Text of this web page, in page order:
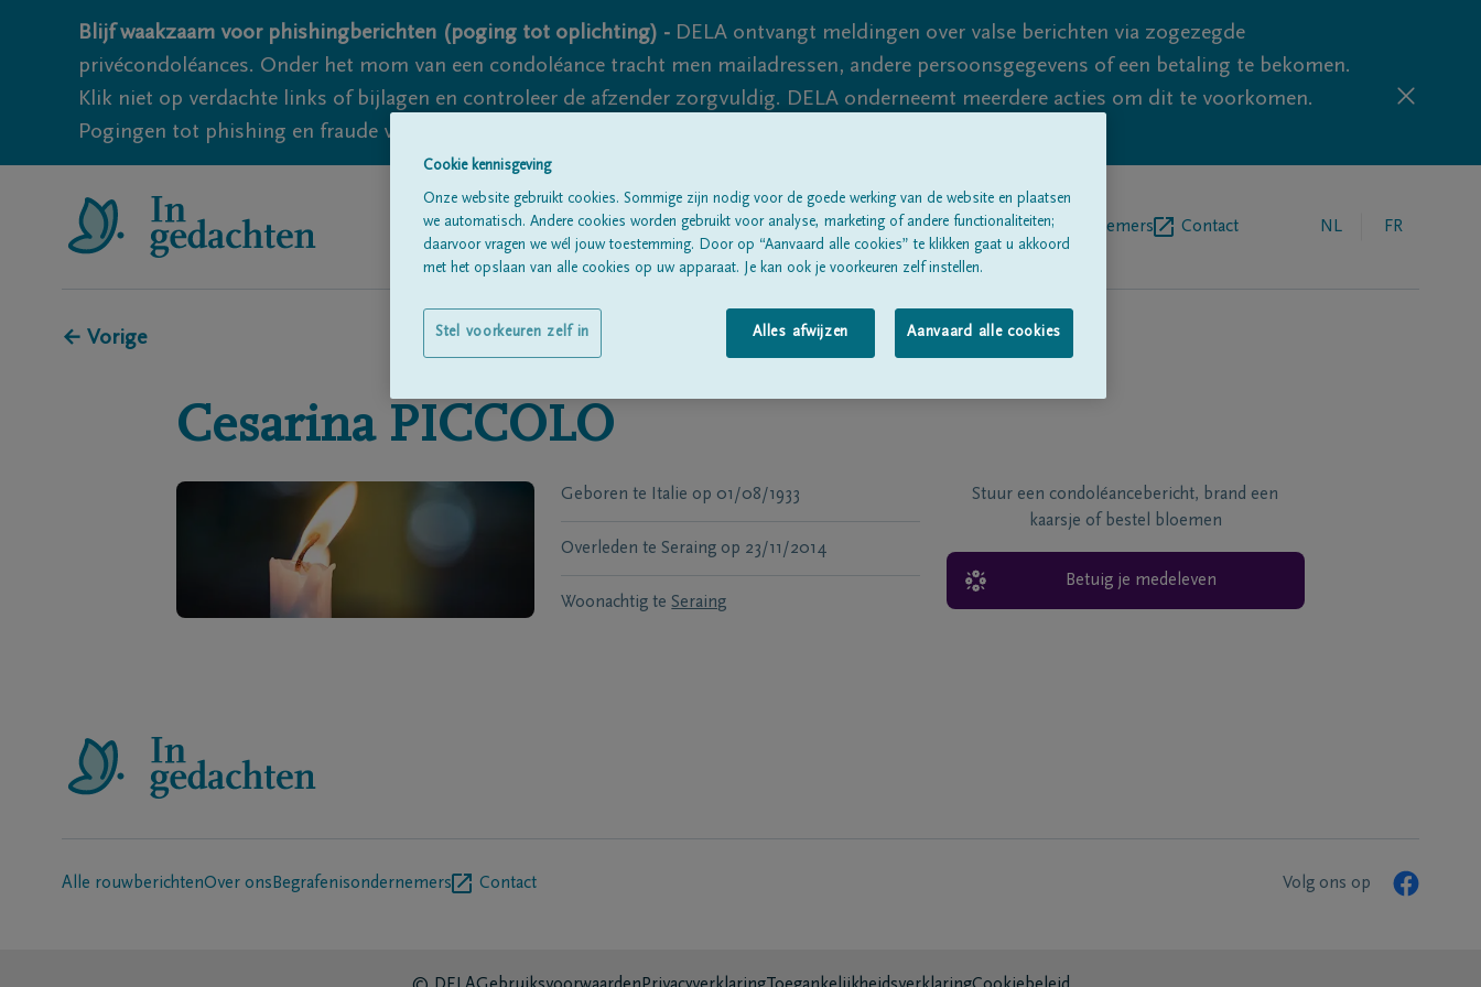
Blijf waakzaam voor phishingberichten (poging tot oplichting) - DELA ontvangt meldingen over valse berichten via zogezegde
privécondoléances. Onder het mom van een condoléance tracht men mailadressen, andere persoonsgegevens of een betaling te bekomen.
Klik niet op verdachte links of bijlagen en controleer de afzender zorgvuldig. DELA onderneemt meerdere acties om dit te voorkomen.
Pogingen tot phishing en fraude vallen echter nooit volledig uit te sluiten, dus blijf waakzaam.
Alle rouwberichten Over onsBegrafenisondernemers Contact NL FR
← Vorige
Cesarina PICCOLO
Geboren te Italie op 01/08/1933
Overleden te Seraing op 23/11/2014
Woonachtig te Seraing
Stuur een condoléancebericht, brand een
kaarsje of bestel bloemen
Betuig je medeleven
Alle rouwberichtenOver ons Begrafenisondernemers Contact Volg ons op
Cookie kennisgeving
Onze website gebruikt cookies. Sommige zijn nodig voor de goede werking van de website en plaatsen
we automatisch. Andere cookies worden gebruikt voor analyse, marketing of andere functionaliteiten;
daarvoor vragen we wél jouw toestemming. Door op “Aanvaard alle cookies” te klikken gaat u akkoord
met het opslaan van alle cookies op uw apparaat. Je kan ook je voorkeuren zelf instellen.
Alles afwijzen Aanvaard alle cookies
Stel voorkeuren zelf in